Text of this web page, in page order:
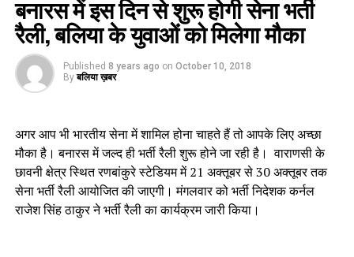
बनारस में इस दिन से शुरू होगी सेना भर्ती
रैली, बलिया के युवाओं को मिलेगा मौका
Published 8 years ago on October 10, 2018
By बलिया ख़बर
अगर आप भी भारतीय सेना में शामिल होना चाहते हैं तो आपके लिए अच्छा
मौका है। बनारस में जल्द ही भर्ती रैली शुरू होने जा रही है। वाराणसी के
छावनी क्षेत्र स्थित रणबांकुरे स्टेडियम में 21 अक्तूबर से 30 अक्तूबर तक
सेना भर्ती रैली आयोजित की जाएगी। मंगलवार को भर्ती निदेशक कर्नल
राजेश सिंह ठाकुर ने भर्ती रैली का कार्यक्रम जारी किया।